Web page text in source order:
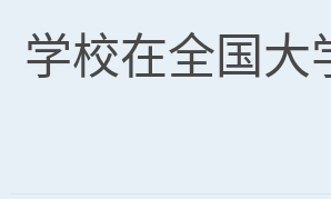
学校在全国大